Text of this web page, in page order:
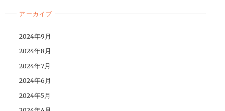
アーカイブ
2024年9月
2024年8月
2024年7月
2024年6月
2024年5月